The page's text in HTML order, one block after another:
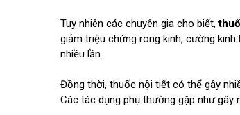
Tuy nhiên các chuyên gia cho biết,
giảm triệu chứng rong kinh, cường
nhiều lần.
Đồng thời, thuốc nội tiết có thể gây
Các tác dụng phụ thường gặp như gây